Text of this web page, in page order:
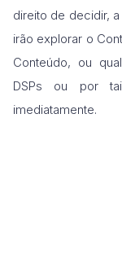
direito de decidir,
irão explorar o
Conteúdo, ou
DSPs ou por
imediatamente.